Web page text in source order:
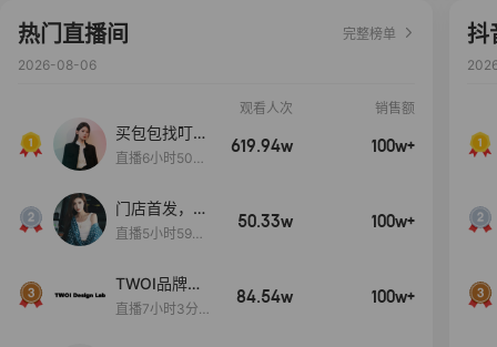
热门直播间
完整榜单
2026-08-06
观看人次 销售额
买包包找叮
当,一折购！
直播6小时50分
619.94w 100w+
门店首发，秋
款大上新！！
直播5小时59分
50.33w 100w+
TWOI品牌直
播间新款上
直播7小时3分5
84.54w 100w+
抖